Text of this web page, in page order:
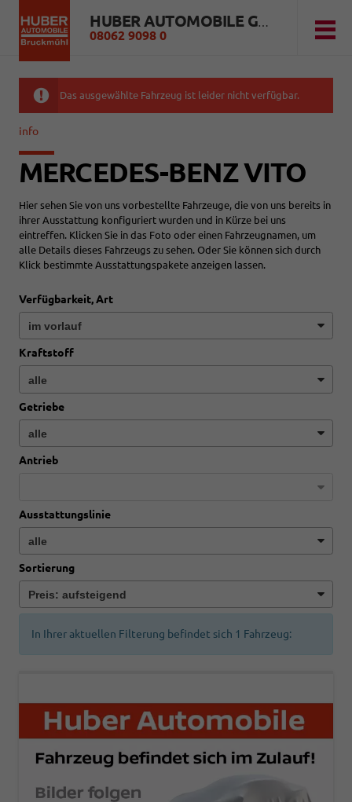
HUBER AUTOMOBILE GMBH
08062 9098 0
Das ausgewählte Fahrzeug ist leider nicht verfügbar.
info
MERCEDES-BENZ VITO
Hier sehen Sie von uns vorbestellte Fahrzeuge, die von uns bereits in
ihrer Ausstattung konfiguriert wurden und in Kürze bei uns
eintreffen. Klicken Sie in das Foto oder einen Fahrzeugnamen, um
alle Details dieses Fahrzeugs zu sehen. Oder Sie können sich durch
Klick bestimmte Ausstattungspakete anzeigen lassen.
Verfügbarkeit, Art
Kraftstoff
Getriebe
Antrieb
Ausstattungslinie
Sortierung
In Ihrer aktuellen Filterung befindet sich 1 Fahrzeug: